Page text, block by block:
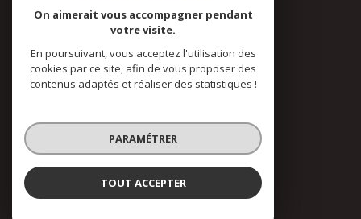
Cookies
© 2026 | Tous droits réservés
Réalisé par
On aimerait vous accompagner pendant
votre visite.
En poursuivant, vous acceptez l'utilisation des
cookies par ce site, afin de vous proposer des
contenus adaptés et réaliser des statistiques !
PARAMÉTRER
TOUT ACCEPTER